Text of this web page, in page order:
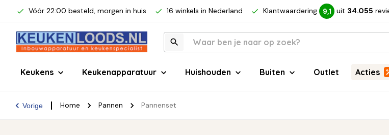
Vóór 22:00 besteld, morgen in huis 16 winkels in Nederland Klantwaardering 9,1 uit 34.055
Keukens Keukenapparatuur Huishouden Buiten Outlet Acties
Vorige Home Pannen Pannenset